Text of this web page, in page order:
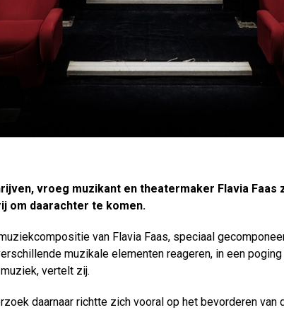
vroeg muzikant en theatermaker Flavia Faas
om daarachter te komen.
van Flavia Faas, speciaal
muzikale elementen reageren, in een
vertelt zij.
daarnaar richtte zich vooral op het bevorderen